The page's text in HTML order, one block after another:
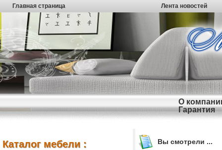
Главная страница Лента новостей
О
Гарантия
Каталог мебели : Вы смотрели ...